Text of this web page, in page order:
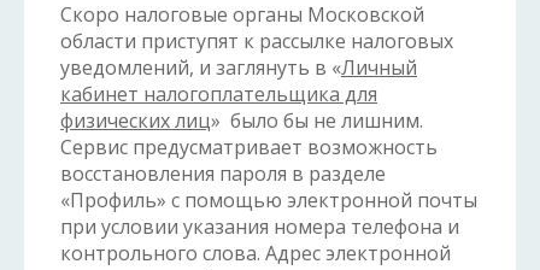
Скоро налоговые органы Московской
области приступят к рассылке налоговых
уведомлений, и заглянуть в «Личный
кабинет налогоплательщика для
физических лиц» было бы не лишним.
Сервис предусматривает возможность
восстановления пароля в разделе
«Профиль» с помощью электронной почты
при условии указания номера телефона и
контрольного слова. Адрес электронной